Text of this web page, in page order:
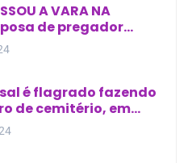
A VARA NA
de pregador
descobre
extra-conjugal
é flagrado fazendo
de cemitério, em
no Maranhão